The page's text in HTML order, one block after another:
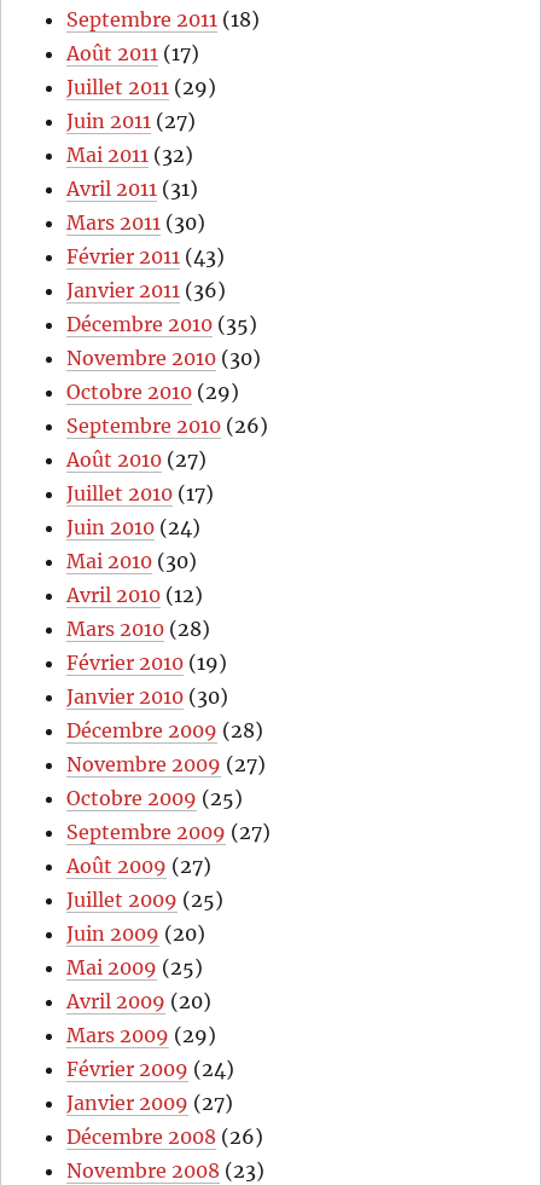
Septembre 2011 (18)
Août 2011 (17)
Juillet 2011 (29)
Juin 2011 (27)
Mai 2011 (32)
Avril 2011 (31)
Mars 2011 (30)
Février 2011 (43)
Janvier 2011 (36)
Décembre 2010 (35)
Novembre 2010 (30)
Octobre 2010 (29)
Septembre 2010 (26)
Août 2010 (27)
Juillet 2010 (17)
Juin 2010 (24)
Mai 2010 (30)
Avril 2010 (12)
Mars 2010 (28)
Février 2010 (19)
Janvier 2010 (30)
Décembre 2009 (28)
Novembre 2009 (27)
Octobre 2009 (25)
Septembre 2009 (27)
Août 2009 (27)
Juillet 2009 (25)
Juin 2009 (20)
Mai 2009 (25)
Avril 2009 (20)
Mars 2009 (29)
Février 2009 (24)
Janvier 2009 (27)
Décembre 2008 (26)
Novembre 2008 (23)